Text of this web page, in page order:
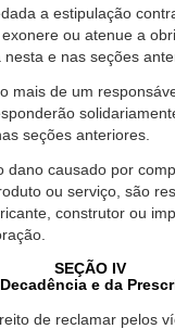
a estipulação
ou atenue a
e nas seções
mais de um
seções anteriores.
dano causado por
ou serviço, são
construtor ou
SEÇÃO IV
e da
de reclamar pelos